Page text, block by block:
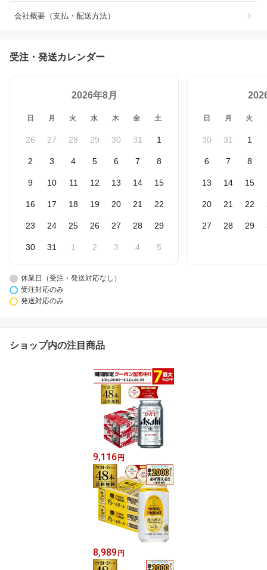
会社概要（支払・配送方法）
受注・発送カレンダー
2026年8月
日 月 火 水 木 金 土
26 27 28 29 30 31 1
2 3 4 5 6 7 8
9 10 11 12 13 14 15
16 17 18 19 20 21 22
23 24 25 26 27 28 29
30 31 1 2 3 4 5
日 月 火
30 31 1
6 7 8
13 14 15
20 21 22
27 28 29
休業日（受注・発送対応なし）
受注対応のみ
発送対応のみ
ショップ内の注目商品
9,116 円
8,989 円